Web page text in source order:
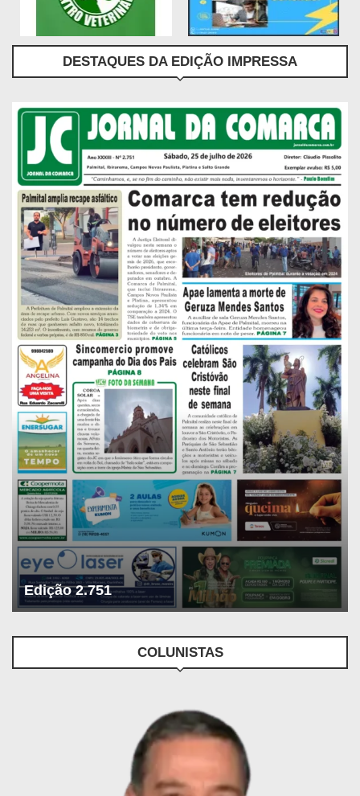
DESTAQUES DA EDIÇÃO IMPRESSA
Edição 2.751
COLUNISTAS